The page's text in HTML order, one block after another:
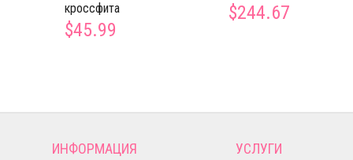
кроссфита
$45.99
$244.67
ИНФОРМАЦИЯ УСЛУГИ